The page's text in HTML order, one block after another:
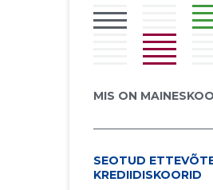
MIS ON
SEOTUD
KREDIIDISKOORID